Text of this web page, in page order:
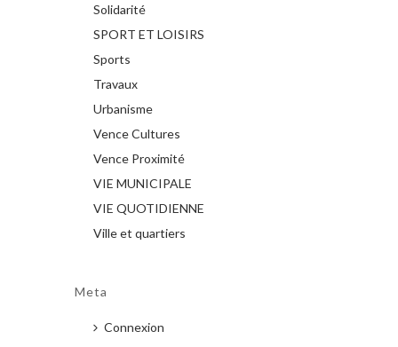
Solidarité
SPORT ET LOISIRS
Sports
Travaux
Urbanisme
Vence Cultures
Vence Proximité
VIE MUNICIPALE
VIE QUOTIDIENNE
Ville et quartiers
Meta
Connexion